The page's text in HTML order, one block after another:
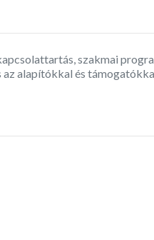
szakmai
alapítókkal és